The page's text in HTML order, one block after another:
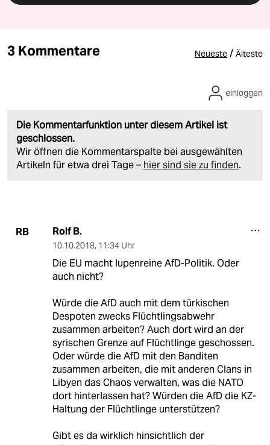
3 Kommentare Neueste / Älteste
Die Kommentarfunktion unter diesem Artikel ist
geschlossen.
Wir öffnen die Kommentarspalte bei ausgewählten
Artikeln für etwa drei Tage – hier sind sie zu finden.
einloggen
RB Rolf B.
10.10.2018, 11:34 Uhr
Die EU macht lupenreine AfD-Politik. Oder
auch nicht?
Würde die AfD auch mit dem türkischen
Despoten zwecks Flüchtlingsabwehr
zusammen arbeiten? Auch dort wird an der
syrischen Grenze auf Flüchtlinge geschossen.
Oder würde die AfD mit den Banditen
zusammen arbeiten, die mit anderen Clans in
Libyen das Chaos verwalten, was die NATO
dort hinterlassen hat? Würden die AfD die KZ-
Haltung der Flüchtlinge unterstützen?
Gibt es da wirklich hinsichtlich der